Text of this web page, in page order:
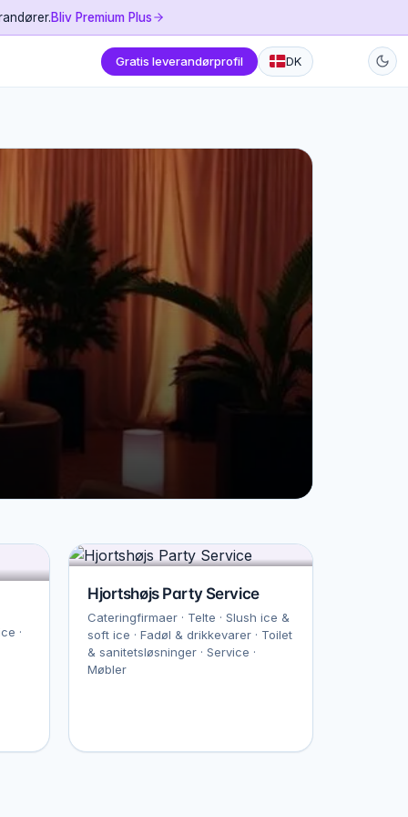
Bliv Premium Plus
Gratis leverandørprofil DK
·
Hjortshøjs Party Service
Cateringfirmaer · Telte · Slush ice &
soft ice · Fadøl & drikkevarer · Toilet
& sanitetsløsninger · Service ·
Møbler